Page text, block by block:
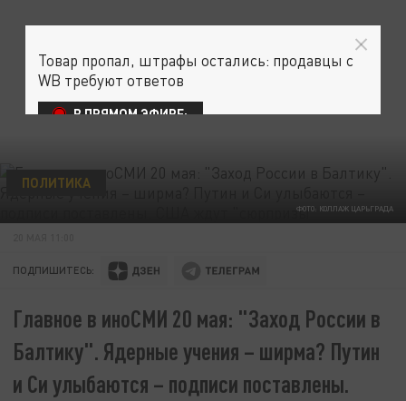
ФОТО: КОЛЛАЖ ЦАРЬГРАДА
ПОЛИТИКА
ПОДПИШИТЕСЬ:
Главное в иноСМИ 20 мая: "Заход России в
Балтику". Ядерные учения – ширма? Путин
и Си улыбаются – подписи поставлены.
Товар пропал, штрафы остались: продавцы с
WB требуют ответов
В ПРЯМОМ ЭФИРЕ: